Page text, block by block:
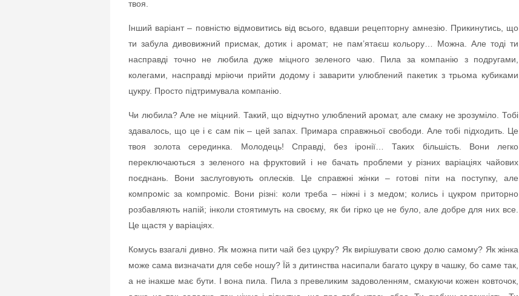
твоя.
Інший варіант – повністю відмовитись від всього, вдавши рецепторну амнезію. Прикинутись, що
ти забула дивовижний присмак, дотик і аромат; не пам’ятаєш кольору… Можна. Але тоді ти
насправді точно не любила дуже міцного зеленого чаю. Пила за компанію з подругами,
колегами, насправді мріючи прийти додому і заварити улюблений пакетик з трьома кубиками
цукру. Просто підтримувала компанію.
Чи любила? Але не міцний. Такий, що відчутно улюблений аромат, але смаку не зрозуміло. Тобі
здавалось, що це і є сам пік – цей запах. Примара справжньої свободи. Але тобі підходить. Це
твоя золота серединка. Молодець! Справді, без іронії… Таких більшість. Вони легко
переключаються з зеленого на фруктовий і не бачать проблеми у різних варіаціях чайових
поєднань. Вони заслуговують оплесків. Це справжні жінки – готові піти на поступку, але
компроміс за компроміс. Вони різні: коли треба – ніжні і з медом; колись і цукром приторно
розбавляють напій; інколи стоятимуть на своєму, як би гірко це не було, але добре для них все.
Це щастя у варіаціях.
Комусь взагалі дивно. Як можна пити чай без цукру? Як вирішувати свою долю самому? Як жінка
може сама визначати для себе ношу? Їй з дитинства насипали багато цукру в чашку, бо саме так,
а не інакше має бути. І вона пила. Пила з превеликим задоволенням, смакуючи кожен ковточок,